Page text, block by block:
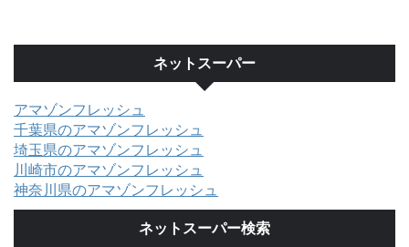
ネットスーパー
アマゾンフレッシュ
千葉県のアマゾンフレッシュ
埼玉県のアマゾンフレッシュ
川崎市のアマゾンフレッシュ
神奈川県のアマゾンフレッシュ
ネットスーパー検索